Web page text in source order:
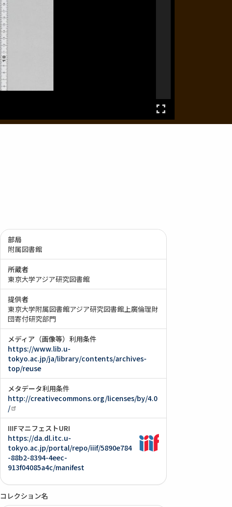
部局
附属図書館
所蔵者
東京大学アジア研究図書館
提供者
東京大学附属図書館アジア研究図書館上廣倫理財
団寄付研究部門
メディア（画像等）利用条件
https://www.lib.u-
tokyo.ac.jp/ja/library/contents/archives-
top/reuse
メタデータ利用条件
http://creativecommons.org/licenses/by/4.0
/
IIIFマニフェストURI
https://da.dl.itc.u-
tokyo.ac.jp/portal/repo/iiif/5890e784
-88b2-8394-4eec-
913f04085a4c/manifest
コレクション名